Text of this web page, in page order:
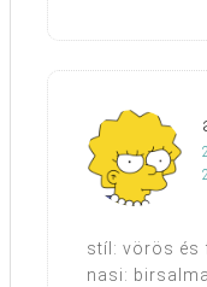
stíl: vörös és
nasi: